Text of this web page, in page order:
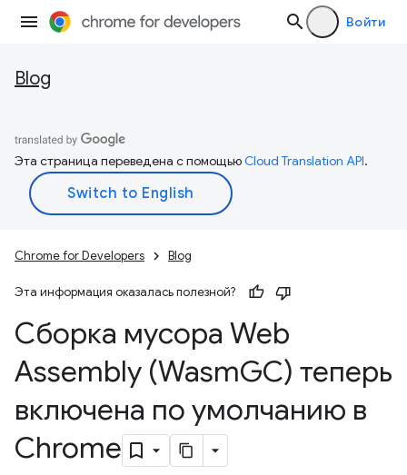
Войти
Blog
Эта страница переведена с помощьюCloud Translation API.
Chrome for Developers Blog
Эта информация оказалась полезной?
Сборка мусора Web
Assembly (WasmGC) теперь
включена по умолчанию в
Chrome